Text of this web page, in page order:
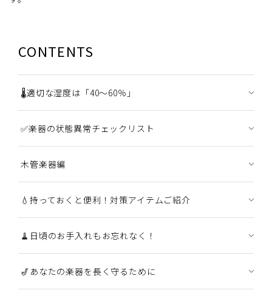
CONTENTS
🌡️適切な湿度は「40〜60％」
✅楽器の状態異常チェックリスト
木管楽器編
💧持っておくと便利！対策アイテムご紹介
🧹日頃のお手入れもお忘れなく！
🎷あなたの楽器を長く守るために